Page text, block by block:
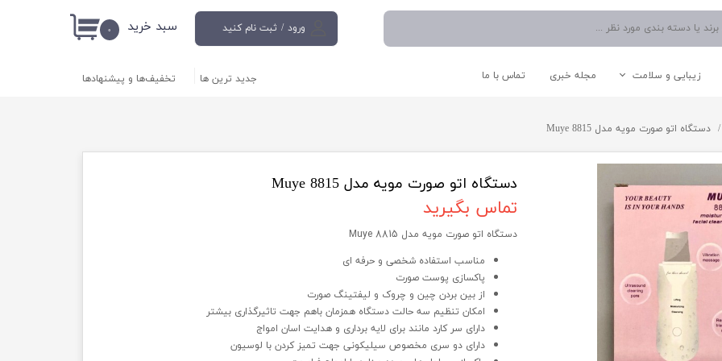
ورود / ثبت نام کنید
حساب کاربری من
تغییر گذر واژه
کاربری
۰ سبد خرید
آبمیوه گیری
اسپرسو ساز
آبسردکن
قوری و کتری
اتو دستی/پرسی/بخار
لوازم کاربردی آشپزخانه
زیبایی و سلامت
دستگاه میکرودرم/ساکشن
سشوار
مجله خبری تماس با ما جدید ترین ها تخفیف‌ها و پیشنهادها
دستگاه اتو صورت مویه مدل 8815 Muye
دستگاه اتو صورت مویه مدل 8815 Muye
تماس بگیرید
دستگاه اتو صورت مویه مدل 8815 Muye
مناسب استفاده شخصی و حرفه ای
پاکسازی پوست صورت
از بین بردن چین و چروک و لیفتینگ صورت
امکان تنظیم سه حالت دستگاه همزمان باهم جهت تاثیرگذاری بیشتر
دارای سر کارد مانند برای لایه برداری و هدایت اسان امواج
دارای دو سری مخصوص سیلیکونی جهت تمیز کردن با لوسیون